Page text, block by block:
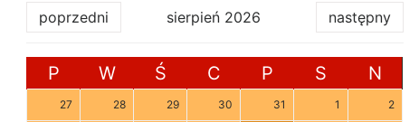
poprzedni sierpień 2026 następny
P W Ś C P S N
27 28 29 30 31 1 2